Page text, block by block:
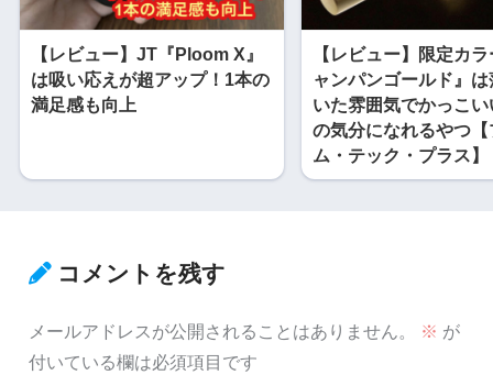
【レビュー】JT『Ploom X』
は吸い応えが超アップ！1本の
満足感も向上
【レビュー】限定カ
ャンパンゴールド』
いた雰囲気でかっこい
の気分になれるやつ【
ム・テック・プラス】
コメントを残す
メールアドレスが公開されることはありません。 ※ が
付いている欄は必須項目です